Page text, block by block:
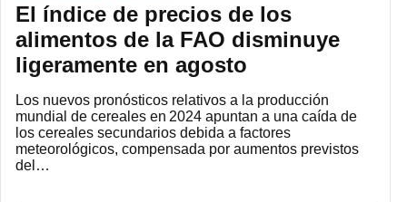
El índice de precios de los
alimentos de la FAO disminuye
ligeramente en agosto
Los nuevos pronósticos relativos a la producción
mundial de cereales en 2024 apuntan a una caída de
los cereales secundarios debida a factores
meteorológicos, compensada por aumentos previstos
del…